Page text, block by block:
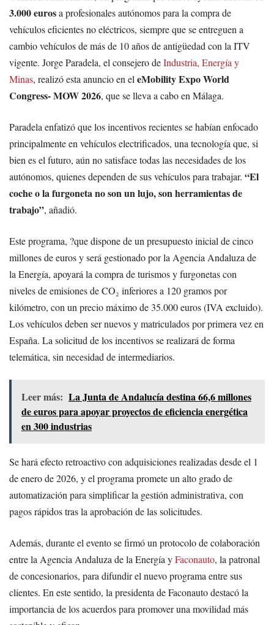
3.000 eurosa profesionales autónomos para la compra de
vehículos eficientes no eléctricos, siempre que se entreguen a
cambio vehículos de más de 10 años de antigüedad con la ITV
vigente. Jorge Paradela, el consejero deIndustria, Energía y
Minas, realizó esta anuncio en el eMobility Expo World
Congress- MOW 2026, que se lleva a cabo en Málaga.
Paradela enfatizó que los incentivos recientes se habían enfocado
principalmente en vehículos electrificados, una tecnología que, si
bien es el futuro, aún no satisface todas las necesidades de los
autónomos, quienes dependen de sus vehículos para trabajar. “El
coche o la furgoneta no son un lujo, son herramientas de
trabajo”, añadió.
Este programa, ?que dispone de un presupuesto inicial de cinco
millones de euros y será gestionado por la Agencia Andaluza de
la Energía, apoyará la compra de turismos y furgonetas con
niveles de emisiones de CO₂ inferiores a 120 gramos por
kilómetro, con un precio máximo de 35.000 euros (IVA excluido).
Los vehículos deben ser nuevos y matriculados por primera vez en
España. La solicitud de los incentivos se realizará de forma
telemática, sin necesidad de intermediarios.
Leer más: La Junta de Andalucía destina 66,6 millones
de euros para apoyar proyectos de eficiencia energética
en 300 industrias
Se hará efecto retroactivo con adquisiciones realizadas desde el 1
de enero de 2026, y el programa promete un alto grado de
automatización para simplificar la gestión administrativa, con
pagos rápidos tras la aprobación de las solicitudes.
Además, durante el evento se firmó un protocolo de colaboración
entre la Agencia Andaluza de la Energía yFaconauto, la patronal
de concesionarios, para difundir el nuevo programa entre sus
clientes. En este sentido, la presidenta de Faconauto destacó la
importancia de los acuerdos para promover una movilidad más